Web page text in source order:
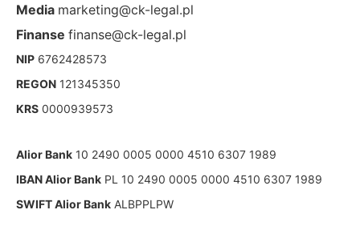
Media marketing@ck-legal.pl
Finanse finanse@ck-legal.pl
NIP 6762428573
REGON 121345350
KRS 0000939573
Alior Bank 10 2490 0005 0000 4510 6307 1989
IBAN Alior Bank PL 10 2490 0005 0000 4510 6307 1989
SWIFT Alior Bank ALBPPLPW